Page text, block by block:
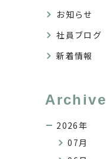
お知らせ
社員ブログ
新着情報
Archive
2026年
07月